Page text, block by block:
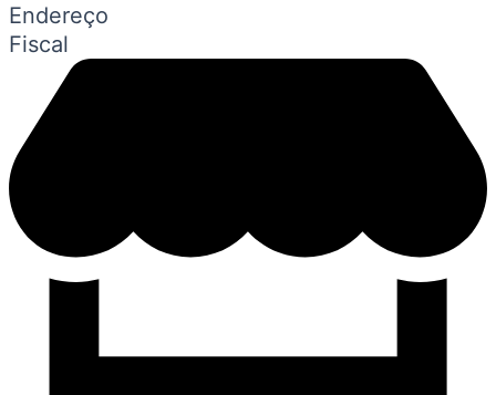
Endereço
Fiscal